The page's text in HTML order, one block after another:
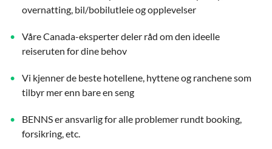
overnatting, bil/bobilutleie og opplevelser
Våre Canada-eksperter deler råd om den ideelle
reiseruten for dine behov
Vi kjenner de beste hotellene, hyttene og ranchene som
tilbyr mer enn bare en seng
BENNS er ansvarlig for alle problemer rundt booking,
forsikring, etc.